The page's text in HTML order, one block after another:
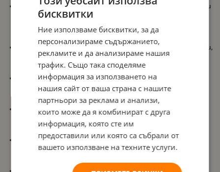
Комбинирамагнитни пръти,стоманени сфери
и механични
елементи, които позволяват създаване на впечатляващи
структури, способни да се въртят и да предизвикват
Използва сачмени лагери
, вдъхновени от Леонардо да Винчи,
което позволява плавно движение и демонстрира реални
механични принципи;
Позволява използване намагнитно привличане и
отблъскване, за да се създава движение без контакт –
ключов елемент за разбиране на физиката и силите;
Подпомага развитието наинженерно мислене,
креативност
и експериментиране чрез реални механични
концепции;
Съдържа185 части, включително магнитни елементи и
механични компоненти, които позволяват изграждане на
бисквитки
Ние използваме бисквитки, за да
персонализираме съдържанието,
рекламите и да анализираме нашия
трафик. Също така споделяме
информация за използването на
нашия сайт от ваша страна с нашите
партньори за реклама и анализи,
които може да я комбинират с друга
информация, която сте им
предоставили или която са събрали от
вашето използване на техните услуги.